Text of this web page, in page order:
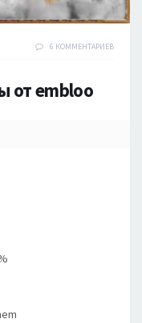
6 КОММЕНТАРИЕВ
от embloo